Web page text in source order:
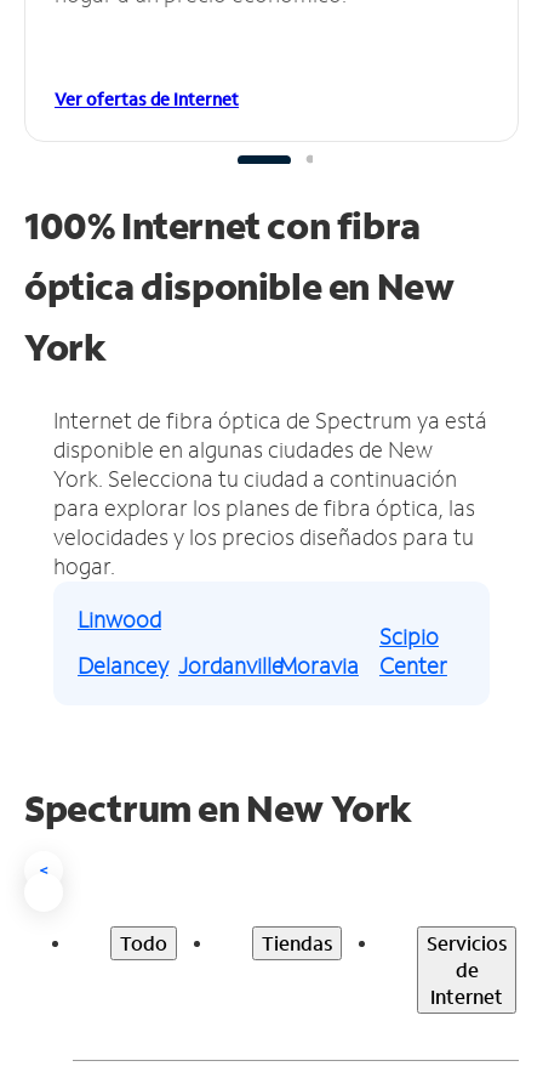
Ver ofertas de Internet
100% Internet con fibra
óptica disponible en New
York
Internet de fibra óptica de Spectrum ya está
disponible en algunas ciudades de New
York. Selecciona tu ciudad a continuación
para explorar los planes de fibra óptica, las
velocidades y los precios diseñados para tu
hogar.
Linwood
Delancey JordanvilleMoravia
Scipio
Center
Spectrum en New York
<
Todo Tiendas
Servicios
de
Internet